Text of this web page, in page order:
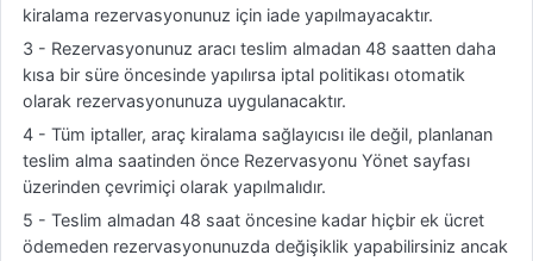
kiralama rezervasyonunuz için iade yapılmayacaktır.
3 - Rezervasyonunuz aracı teslim almadan 48 saatten daha
kısa bir süre öncesinde yapılırsa iptal politikası otomatik
olarak rezervasyonunuza uygulanacaktır.
4 - Tüm iptaller, araç kiralama sağlayıcısı ile değil, planlanan
teslim alma saatinden önce Rezervasyonu Yönet sayfası
üzerinden çevrimiçi olarak yapılmalıdır.
5 - Teslim almadan 48 saat öncesine kadar hiçbir ek ücret
ödemeden rezervasyonunuzda değişiklik yapabilirsiniz ancak